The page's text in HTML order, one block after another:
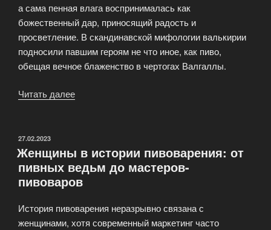
а сама пенная влага воспринималась как
божественный дар, приносящий радость и
просветление. В скандинавской мифологии валькирии
подносили павшим героям не что иное, как пиво,
обещая вечное блаженство в чертогах Валгаллы.
Читать далее
в
мифологии
и
ОПУБЛИКОВАНО
27.02.2023
Женщины в истории пивоварения: от
пивных ведьм до мастеров-
пивоваров
История пивоварения неразрывно связана с
женщинами, хотя современный маркетинг часто